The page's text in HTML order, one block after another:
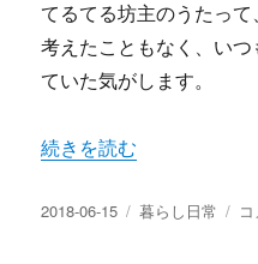
てるてる坊主のうたっ
考えたこともなく、い
ていた気がします。
“てるてる坊主の歌は元
続きを読む
投
2018-06-15
カ
暮らし日常
て